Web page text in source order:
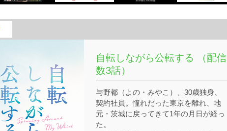
自転しながら公転する （配信
数3話）
与野都（よの・みやこ）、30歳独身、
契約社員。憧れだった東京を離れ、地
元・茨城に戻ってきて1年の月日が経っ
た。